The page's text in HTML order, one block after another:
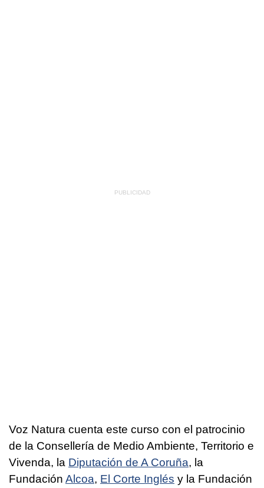
Voz Natura cuenta este curso con el patrocinio
de la Consellería de Medio Ambiente, Territorio e
Vivenda, la Diputación de A Coruña, la
Fundación Alcoa, El Corte Inglés y la Fundación